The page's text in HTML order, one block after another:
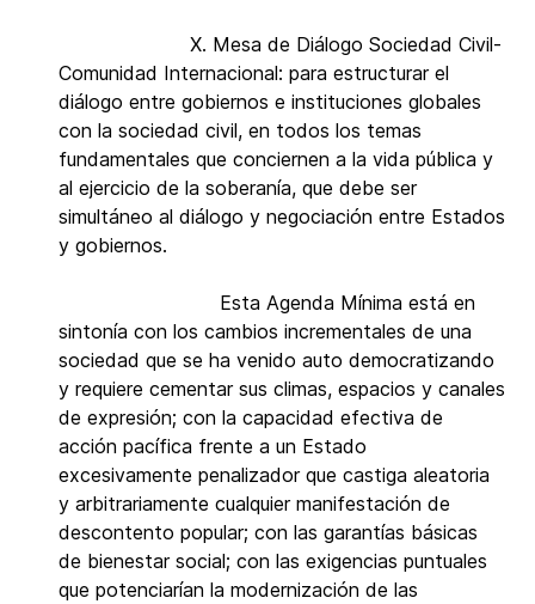
X. Mesa de Diálogo Sociedad Civil-
Comunidad Internacional: para estructurar el
diálogo entre gobiernos e instituciones globales
con la sociedad civil, en todos los temas
fundamentales que conciernen a la vida pública y
al ejercicio de la soberanía, que debe ser
simultáneo al diálogo y negociación entre Estados
y gobiernos.
Esta Agenda Mínima está en
sintonía con los cambios incrementales de una
sociedad que se ha venido auto democratizando
y requiere cementar sus climas, espacios y canales
de expresión; con la capacidad efectiva de
acción pacífica frente a un Estado
excesivamente penalizador que castiga aleatoria
y arbitrariamente cualquier manifestación de
descontento popular; con las garantías básicas
de bienestar social; con las exigencias puntuales
que potenciarían la modernización de las